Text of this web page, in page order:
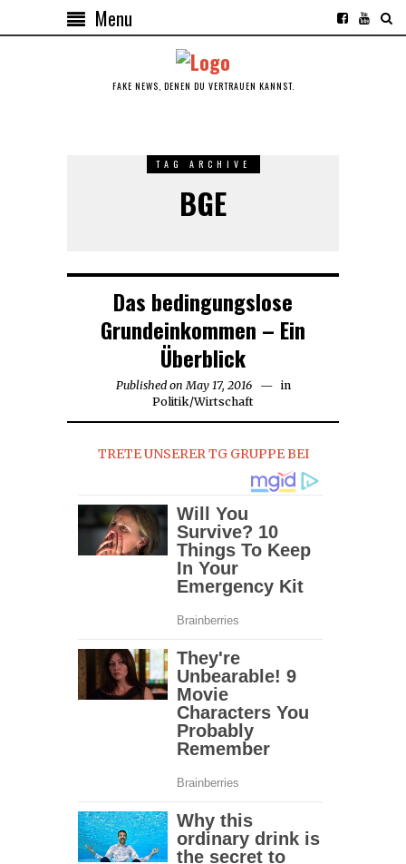
Menu
FAKE NEWS, DENEN DU VERTRAUEN KANNST.
TAG ARCHIVE
BGE
Das bedingungslose
Grundeinkommen – Ein
Überblick
Published on May 17, 2016May
17,
in
Politik/Wirtschaft
TRETE UNSERER TG GRUPPE BEI